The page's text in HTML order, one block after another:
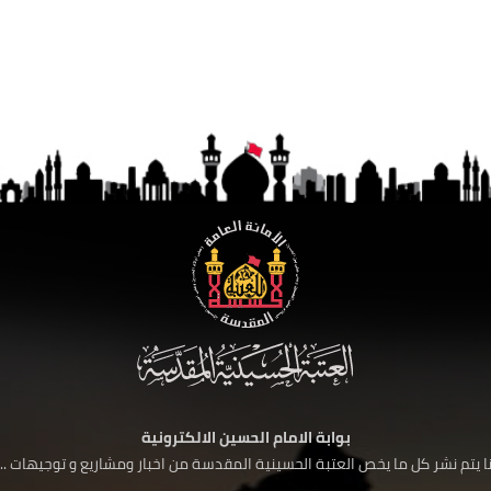
بوابة الامام الحسين الالكترونية
يتم نشر كل ما يخص العتبة الحسينية المقدسة من اخبار ومشاريع و توجيهات